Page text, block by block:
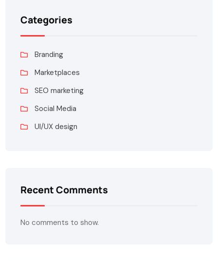
Categories
Branding
Marketplaces
SEO marketing
Social Media
UI/UX design
Recent Comments
No comments to show.